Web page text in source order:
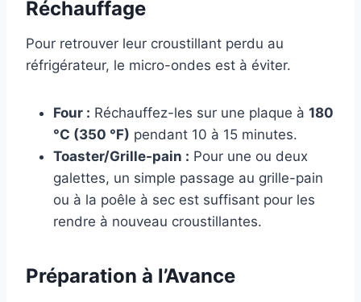
Réchauffage
Pour retrouver leur croustillant perdu au
réfrigérateur, le micro-ondes est à éviter.
Four : Réchauffez-les sur une plaque à 180
°C (350 °F) pendant 10 à 15 minutes.
Toaster/Grille-pain : Pour une ou deux
galettes, un simple passage au grille-pain
ou à la poêle à sec est suffisant pour les
rendre à nouveau croustillantes.
Préparation à l’Avance